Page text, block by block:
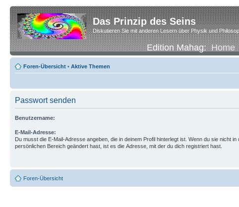
Das Prinzip des Seins
Diskutieren Sie mit anderen Lesern über Physik und
Edition Mahag:Home
Foren-Übersicht • Aktive Themen
Passwort senden
Benutzername:
E-Mail-Adresse:
Du musst die E-Mail-Adresse angeben, die in deinem Profil hinterlegt ist. Wenn du sie nicht in
persönlichen Bereich geändert hast, ist es die Adresse, mit der du dich registriert hast.
Foren-Übersicht